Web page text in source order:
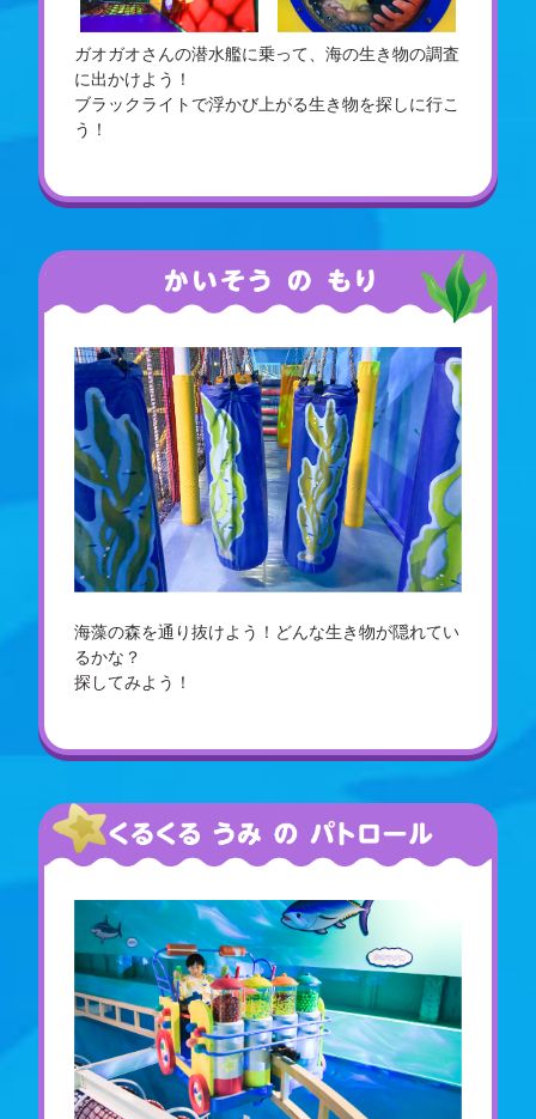
ガオガオさんの潜水艦に乗って、海の生き物の調査
に出かけよう！
ブラックライトで浮かび上がる生き物を探しに行こ
う！
海藻の森を通り抜けよう！どんな生き物が隠れてい
るかな？
探してみよう！